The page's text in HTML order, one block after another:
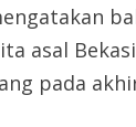
asal
pada